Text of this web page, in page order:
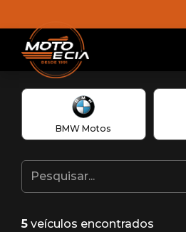
BMW Motos
5 veículos encontrados